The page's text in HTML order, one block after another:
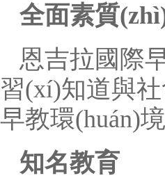
全面素質
恩吉拉國際
習(xí)知道與
早教環(huán)
知名教育